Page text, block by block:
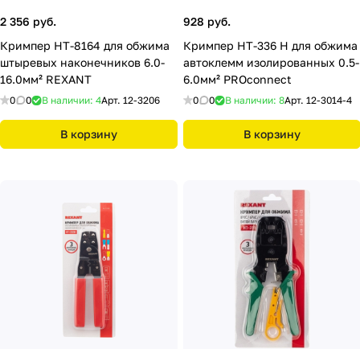
2 356 руб.
Кримпер HT-8164 для обжима
штыревых наконечников 6.0-
16.0мм² REXANT
0 0 В наличии: 4Арт. 12-3206
В корзину
928 руб.
Кримпер HT-336 H для обжима
автоклемм изолированных 0.5-
6.0мм² PROconnect
0 0 В наличии: 8Арт. 12-3014-4
В корзину